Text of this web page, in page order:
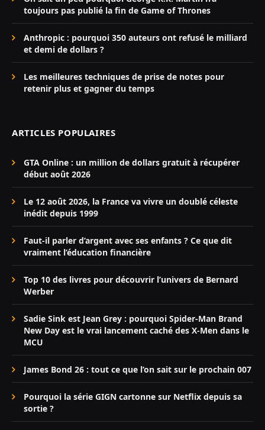
toujours pas publié la fin de Game of Thrones
Anthropic : pourquoi 350 auteurs ont refusé le milliard
et demi de dollars ?
Les meilleures techniques de prise de notes pour
retenir plus et gagner du temps
ARTICLES POPULAIRES
GTA Online : un million de dollars gratuit à récupérer
début août 2026
Le 12 août 2026, la France va vivre un doublé céleste
inédit depuis 1999
Faut-il parler d’argent avec ses enfants ? Ce que dit
vraiment l’éducation financière
Top 10 des livres pour découvrir l’univers de Bernard
Werber
Sadie Sink est Jean Grey : pourquoi Spider-Man Brand
New Day est le vrai lancement caché des X-Men dans le
MCU
James Bond 26 : tout ce que l’on sait sur le prochain 007
Pourquoi la série GIGN cartonne sur Netflix depuis sa
sortie ?